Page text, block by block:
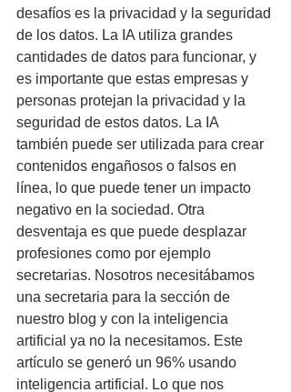
desafíos es la privacidad y la seguridad
de los datos. La IA utiliza grandes
cantidades de datos para funcionar, y
es importante que estas empresas y
personas protejan la privacidad y la
seguridad de estos datos. La IA
también puede ser utilizada para crear
contenidos engañosos o falsos en
línea, lo que puede tener un impacto
negativo en la sociedad. Otra
desventaja es que puede desplazar
profesiones como por ejemplo
secretarias. Nosotros necesitábamos
una secretaria para la sección de
nuestro blog y con la inteligencia
artificial ya no la necesitamos. Este
artículo se generó un 96% usando
inteligencia artificial. Lo que nos